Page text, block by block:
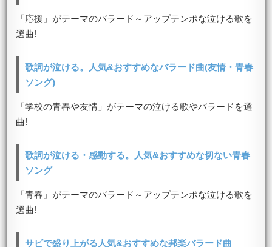
「応援」がテーマのバラード～アップテンポな泣ける歌を
選曲!
歌詞が泣ける。人気&おすすめなバラード曲(友情・青春
ソング)
「学校の青春や友情」がテーマの泣ける歌やバラードを選
曲!
歌詞が泣ける・感動する。人気&おすすめな切ない青春
ソング
「青春」がテーマのバラード～アップテンポな泣ける歌を
選曲!
サビで盛り上がる人気&おすすめな邦楽バラード曲